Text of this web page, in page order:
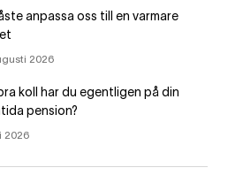
anpassa oss till en varmare
2026
koll har du egentligen på din
pension?
2026